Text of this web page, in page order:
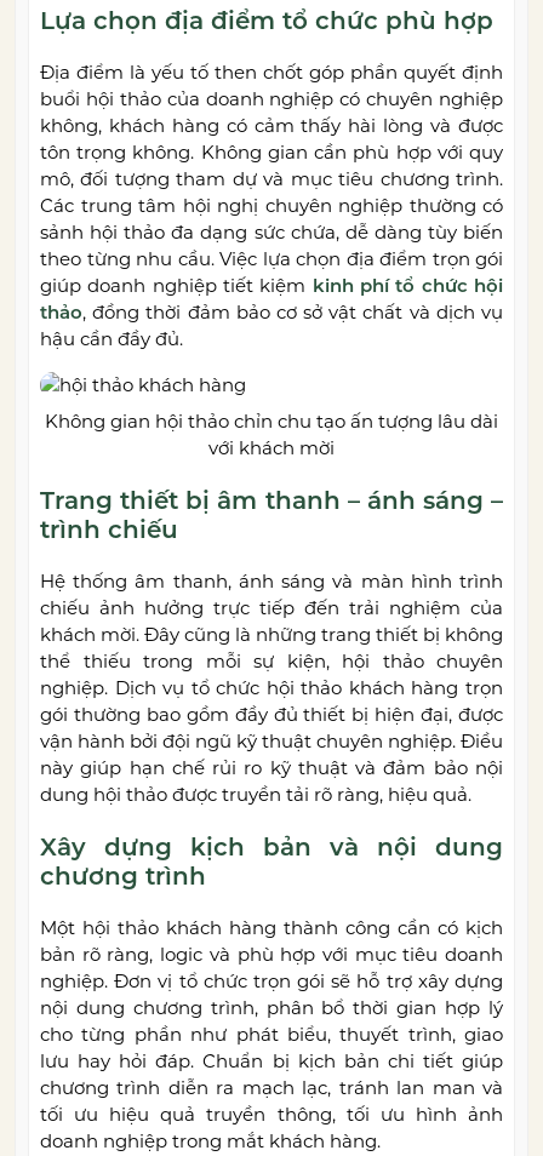
Lựa chọn địa điểm tổ chức phù hợp
Địa điểm là yếu tố then chốt góp phần quyết định
buổi hội thảo của doanh nghiệp có chuyên nghiệp
không, khách hàng có cảm thấy hài lòng và được
tôn trọng không. Không gian cần phù hợp với quy
mô, đối tượng tham dự và mục tiêu chương trình.
Các trung tâm hội nghị chuyên nghiệp thường có
sảnh hội thảo đa dạng sức chứa, dễ dàng tùy biến
theo từng nhu cầu. Việc lựa chọn địa điểm trọn gói
giúp doanh nghiệp tiết kiệm kinh phí tổ chức hội
thảo, đồng thời đảm bảo cơ sở vật chất và dịch vụ
hậu cần đầy đủ.
Không gian hội thảo chỉn chu tạo ấn tượng lâu dài
với khách mời
Trang thiết bị âm thanh – ánh sáng –
trình chiếu
Hệ thống âm thanh, ánh sáng và màn hình trình
chiếu ảnh hưởng trực tiếp đến trải nghiệm của
khách mời. Đây cũng là những trang thiết bị không
thể thiếu trong mỗi sự kiện, hội thảo chuyên
nghiệp. Dịch vụ tổ chức hội thảo khách hàng trọn
gói thường bao gồm đầy đủ thiết bị hiện đại, được
vận hành bởi đội ngũ kỹ thuật chuyên nghiệp. Điều
này giúp hạn chế rủi ro kỹ thuật và đảm bảo nội
dung hội thảo được truyền tải rõ ràng, hiệu quả.
Xây dựng kịch bản và nội dung
chương trình
Một hội thảo khách hàng thành công cần có kịch
bản rõ ràng, logic và phù hợp với mục tiêu doanh
nghiệp. Đơn vị tổ chức trọn gói sẽ hỗ trợ xây dựng
nội dung chương trình, phân bổ thời gian hợp lý
cho từng phần như phát biểu, thuyết trình, giao
lưu hay hỏi đáp. Chuẩn bị kịch bản chi tiết giúp
chương trình diễn ra mạch lạc, tránh lan man và
tối ưu hiệu quả truyền thông, tối ưu hình ảnh
doanh nghiệp trong mắt khách hàng.